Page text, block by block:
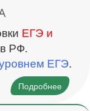
ЕГЭ и
РФ.
ЕГЭ.
Подробнее